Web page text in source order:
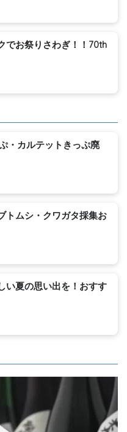
でお祭りさわぎ！！70th
・カルテットきっぷ廃
トムシ・クワガタ採集お
い夏の思い出を！おすす